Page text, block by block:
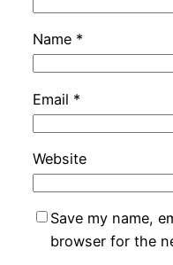
Name *
Email *
Website
Save my name,
browser for the